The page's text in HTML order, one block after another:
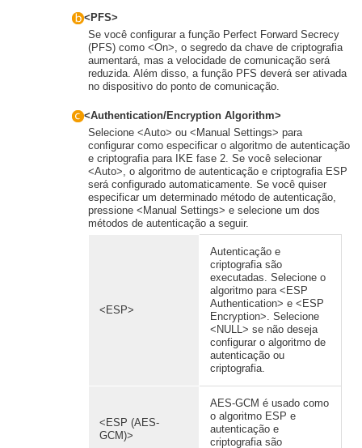
<PFS>
Se você configurar a função Perfect Forward Secrecy
(PFS) como <On>, o segredo da chave de criptografia
aumentará, mas a velocidade de comunicação será
reduzida. Além disso, a função PFS deverá ser ativada
no dispositivo do ponto de comunicação.
<Authentication/Encryption Algorithm>
Selecione <Auto> ou <Manual Settings> para
configurar como especificar o algoritmo de autenticação
e criptografia para IKE fase 2. Se você selecionar
<Auto>, o algoritmo de autenticação e criptografia ESP
será configurado automaticamente. Se você quiser
especificar um determinado método de autenticação,
pressione <Manual Settings> e selecione um dos
métodos de autenticação a seguir.
<ESP>
Autenticação e
criptografia são
executadas. Selecione o
algoritmo para <ESP
Authentication> e <ESP
Encryption>. Selecione
<NULL> se não deseja
configurar o algoritmo de
autenticação ou
criptografia.
<ESP (AES-
GCM)>
AES-GCM é usado como
o algoritmo ESP e
autenticação e
criptografia são